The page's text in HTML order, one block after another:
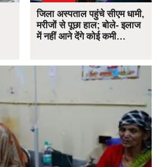
जिला अस्पताल पहुंचे सीएम धामी,
मरीजों से पूछा हाल; बोले- इलाज
में नहीं आने देंगे कोई कमी…